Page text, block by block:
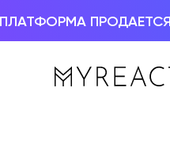
ПЛАТФОРМА ПРОДАЕТСЯ